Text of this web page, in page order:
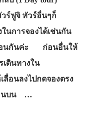
วร์ฟูจิ ทัวร์อื่นๆก็
นการจองได้เช่นกัน
อนกันค่ะ ก่อนอื่นให้
เดินทางใน
ลื่อนลงไปกดจองตรง
านบน …